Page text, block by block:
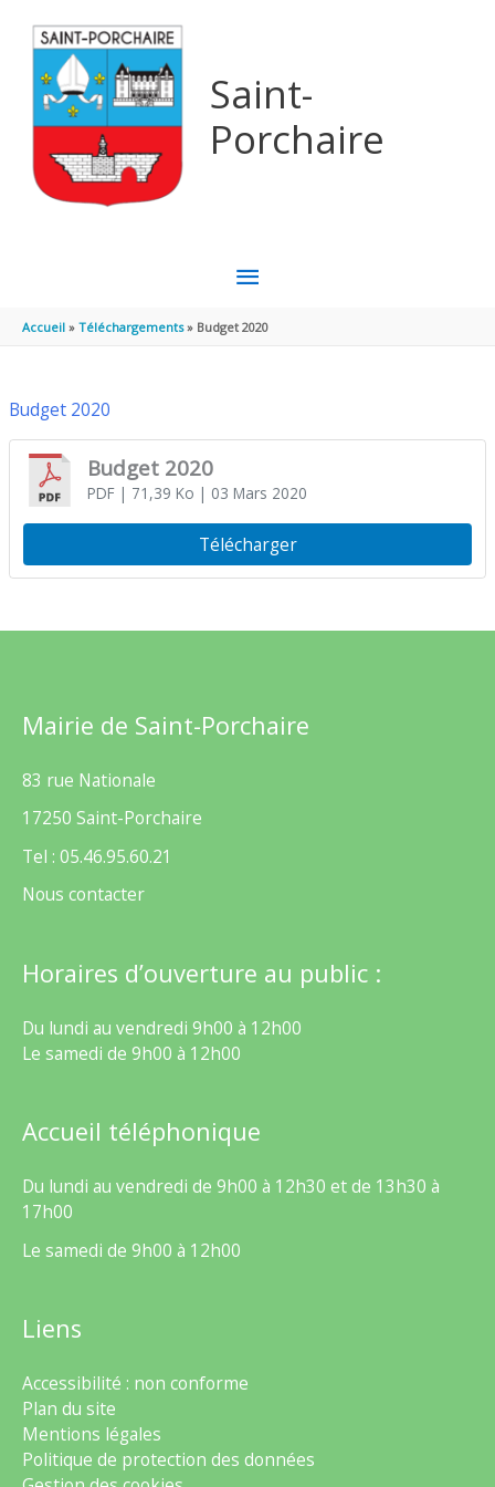
Saint-
Porchaire
MENU
PRINCIPAL
Accueil Téléchargements Budget 2020
Budget 2020
Budget 2020
PDF| 71,39 Ko | 03 Mars 2020
Télécharger
Mairie de Saint-Porchaire
83 rue Nationale
17250 Saint-Porchaire
Tel : 05.46.95.60.21
Nous contacter
Horaires d’ouverture au public :
Du lundi au vendredi 9h00 à 12h00
Le samedi de 9h00 à 12h00
Accueil téléphonique
Du lundi au vendredi de 9h00 à 12h30 et de 13h30 à
17h00
Le samedi de 9h00 à 12h00
Liens
Accessibilité : non conforme
Plan du site
Mentions légales
Politique de protection des données